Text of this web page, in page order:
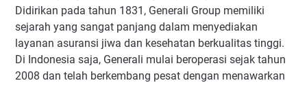
Didirikan pada tahun 1831, Generali Group memiliki
sejarah yang sangat panjang dalam menyediakan
layanan asuransi jiwa dan kesehatan berkualitas tinggi.
Di Indonesia saja, Generali mulai beroperasi sejak tahun
2008 dan telah berkembang pesat dengan menawarkan